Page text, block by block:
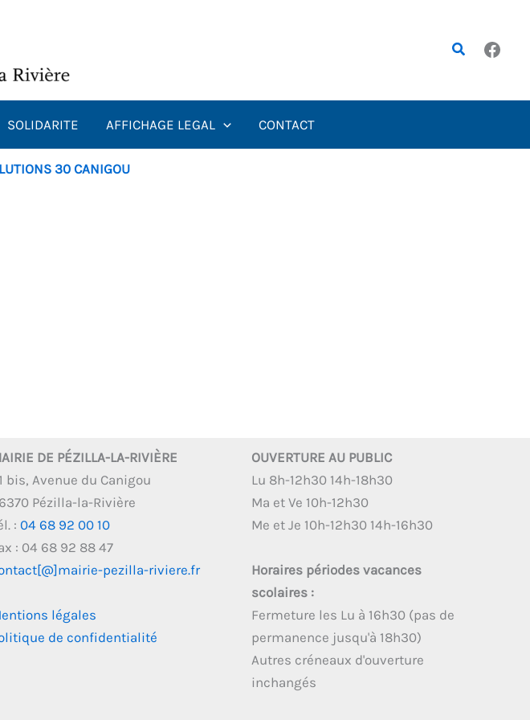
Rechercher
SOLIDARITE AFFICHAGE LEGAL CONTACT
30 CANIGOU
DE PÉZILLA-LA-RIVIÈRE
bis, Avenue du Canigou
Pézilla-la-Rivière
: 04 68 92 00 10
: 04 68 92 88 47
pezilla-riviere.fr
légales
de confidentialité
OUVERTURE AU PUBLIC
Lu 8h-12h30 14h-18h30
Ma et Ve 10h-12h30
Me et Je 10h-12h30 14h-16h30
Horaires périodes vacances
scolaires :
Fermeture les Lu à 16h30 (pas de
permanence jusqu'à 18h30)
Autres créneaux d'ouverture
inchangés